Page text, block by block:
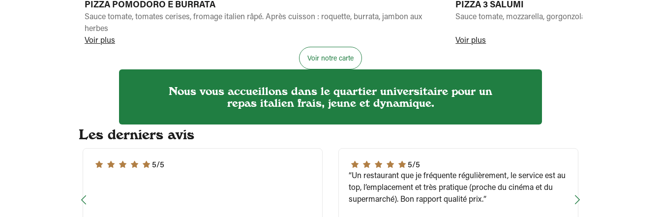
PIZZA POMODORO E BURRATA
Sauce tomate, tomates cerises, fromage italien râpé. Après cuisson : roquette, burrata, jambon aux
herbes
Voir plus
PIZZA 3 SALUMI
Sauce tomate, mozzarella, gorgonzola. Après cuisson :
Voir plus
Voir notre carte
Nous vous accueillons dans le quartier universitaire pour un
repas italien frais, jeune et dynamique.
Les derniers avis
5/5
5/5
Un restaurant que je fréquente régulièrement, le service est au
top, l’emplacement et très pratique (proche du cinéma et du
supermarché). Bon rapport qualité prix.